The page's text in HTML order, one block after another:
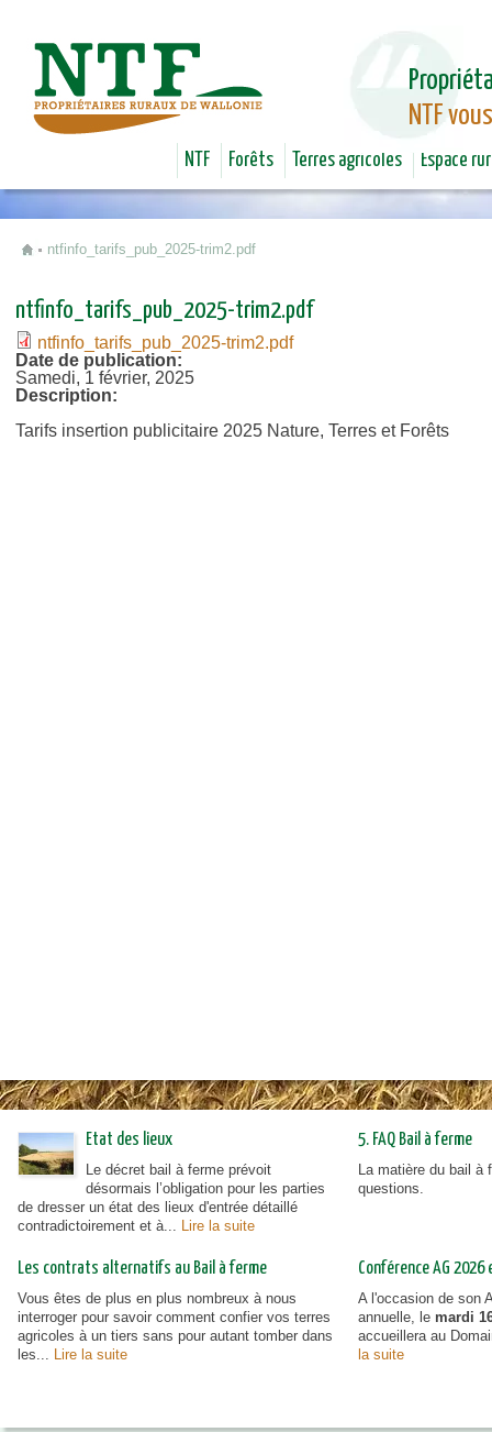
NTF
NTF Forêts Terres agricoles Espace
ntfinfo_tarifs_pub_2025-trim2.pdf
ntfinfo_tarifs_pub_2025-trim2.pdf
ntfinfo_tarifs_pub_2025-trim2.pdf
Date de publication:
Samedi, 1 février, 2025
Description:
Tarifs insertion publicitaire 2025 Nature, Terres et Forêts
Etat des lieux
Le décret bail à ferme prévoit
désormais l’obligation pour les parties
de dresser un état des lieux d'entrée détaillé
contradictoirement et à... Lire la suite
5. FAQ Bail à ferme
La matière du bail à
questions.
Les contrats alternatifs au Bail à ferme
Vous êtes de plus en plus nombreux à nous
interroger pour savoir comment confier vos terres
agricoles à un tiers sans pour autant tomber dans
les... Lire la suite
Conférence AG
A l'occasion de son
annuelle, le mardi
accueillera au
la suite